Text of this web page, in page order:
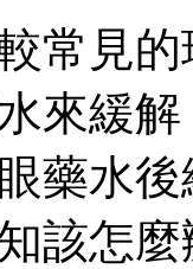
常見
來緩
藥水
該怎